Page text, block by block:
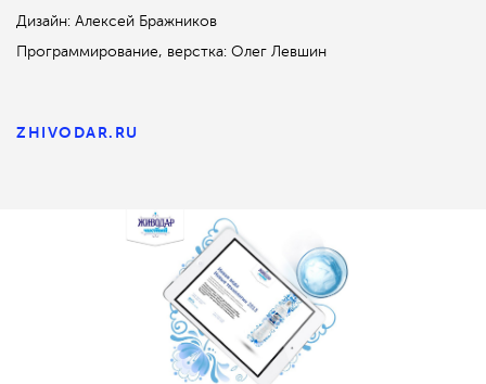
Дизайн: Алексей Бражников
Программирование, верстка: Олег Левшин
ZHIVODAR.RU